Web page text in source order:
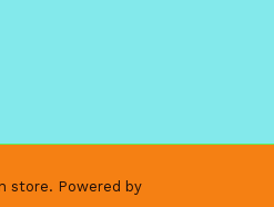
store. Powered by